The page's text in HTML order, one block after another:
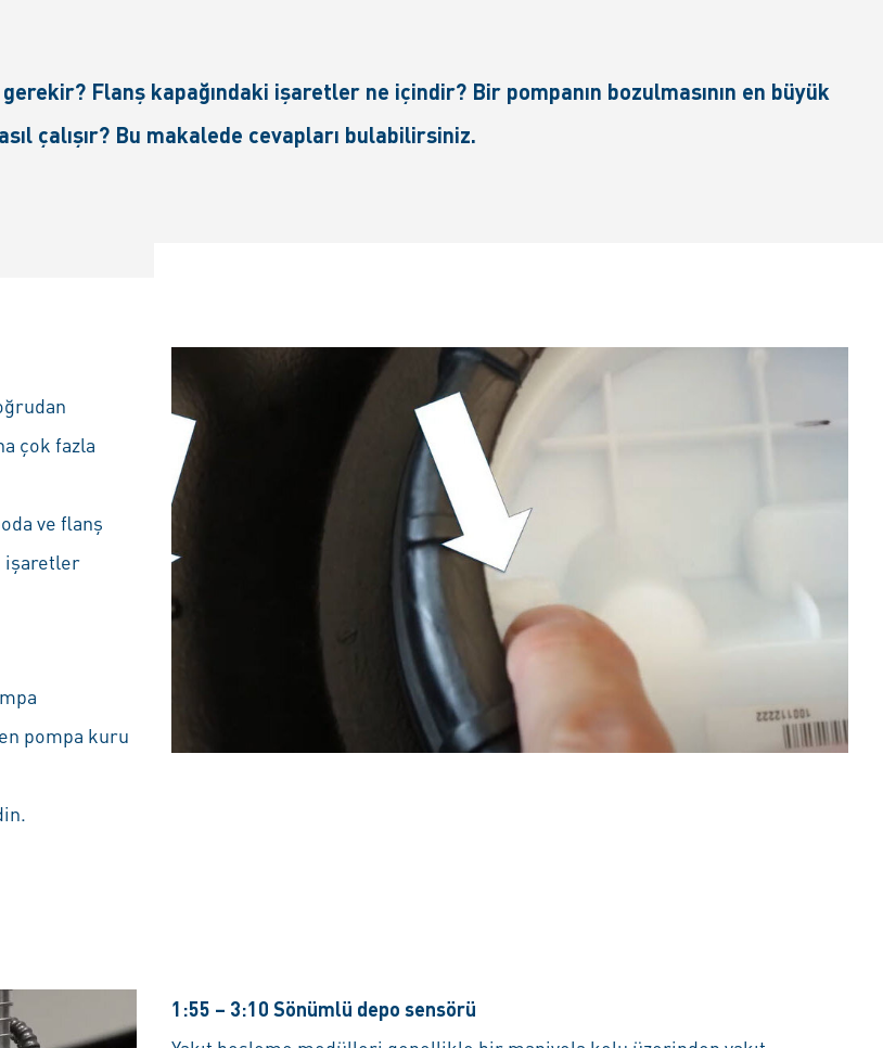
Flanş kapağındaki işaretler ne içindir? Bir pompanın bozulmasının en büyük
çalışır? Bu makalede cevapları bulabilirsiniz.
çok fazla
ve flanş
işaretler
pompa kuru
1:55 – 3:10 Sönümlü depo sensörü